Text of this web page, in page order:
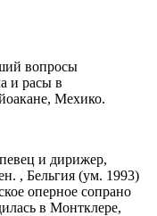
вопросы
и расы в
Мехико.
и дирижер,
, Бельгия (ум. 1993)
оперное сопрано
в Монтклере,